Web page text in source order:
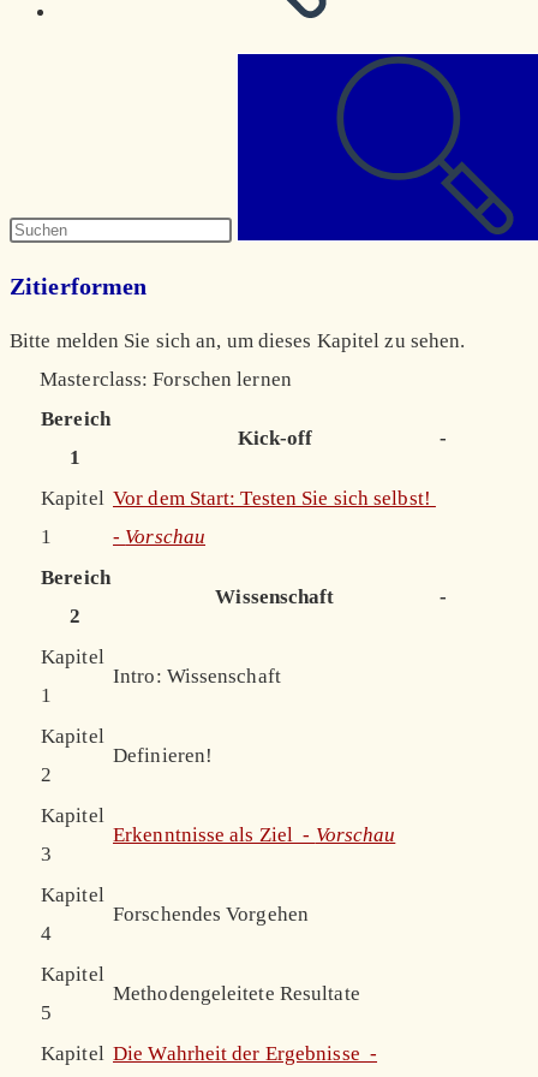
Zitierformen
Bitte melden Sie sich an, um dieses Kapitel zu sehen.
Masterclass: Forschen lernen
Bereich
1
Kick-off -
Kapitel
1
Vor dem Start: Testen Sie sich selbst!
- Vorschau
Bereich
2
Wissenschaft -
Kapitel
1
Intro: Wissenschaft
Kapitel
2
Definieren!
Kapitel
3
Erkenntnisse als Ziel - Vorschau
Kapitel
4
Forschendes Vorgehen
Kapitel
5
Methodengeleitete Resultate
Kapitel Die Wahrheit der Ergebnisse -